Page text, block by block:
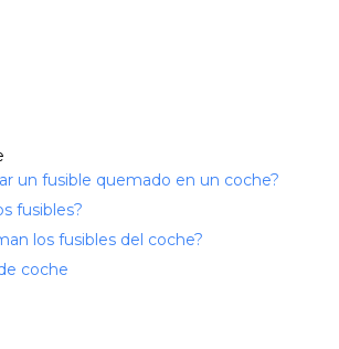
un fusible quemado en un coche?
fusibles?
los fusibles del coche?
coche